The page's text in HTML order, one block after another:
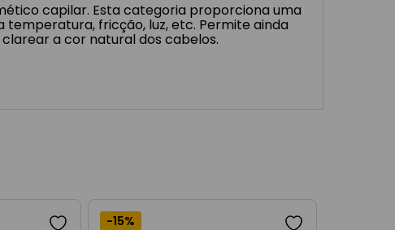
capilar. Esta categoria proporciona uma
fricção, luz, etc. Permite ainda
a cor natural dos cabelos.
-15%